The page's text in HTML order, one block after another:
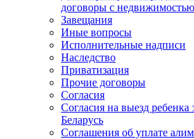
договоры с недвижимостью
Завещания
Иные вопросы
Исполнительные надписи
Наследство
Приватизация
Прочие договоры
Согласия
Согласия на выезд
Беларусь
Соглашения об уплате